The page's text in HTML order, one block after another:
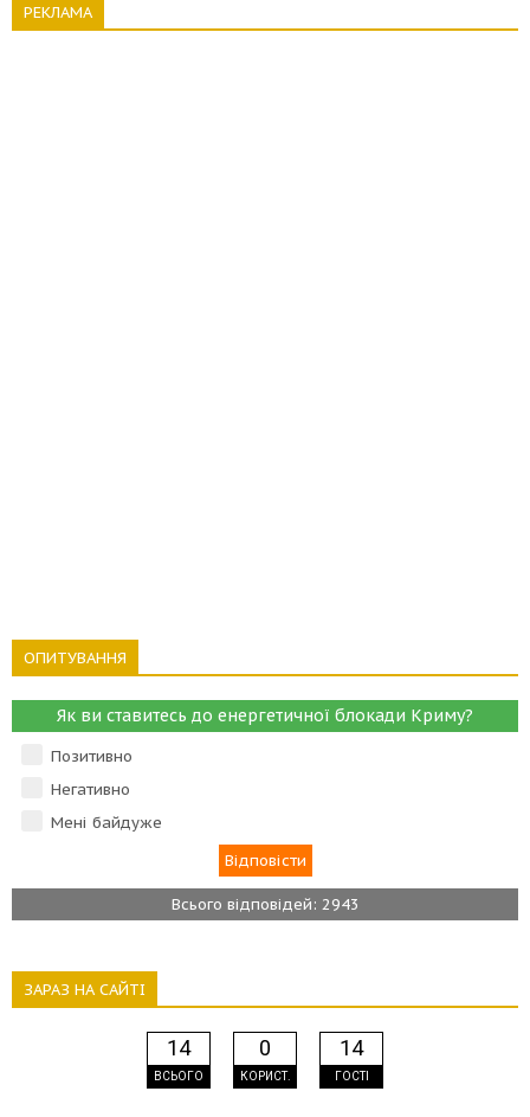
РЕКЛАМА
ОПИТУВАННЯ
Як ви ставитесь до енергетичної блокади Криму?
Позитивно
Негативно
Мені байдуже
Всього відповідей: 2943
ЗАРАЗ НА САЙТІ
14
ВСЬОГО
0
КОРИСТ.
14
ГОСТІ